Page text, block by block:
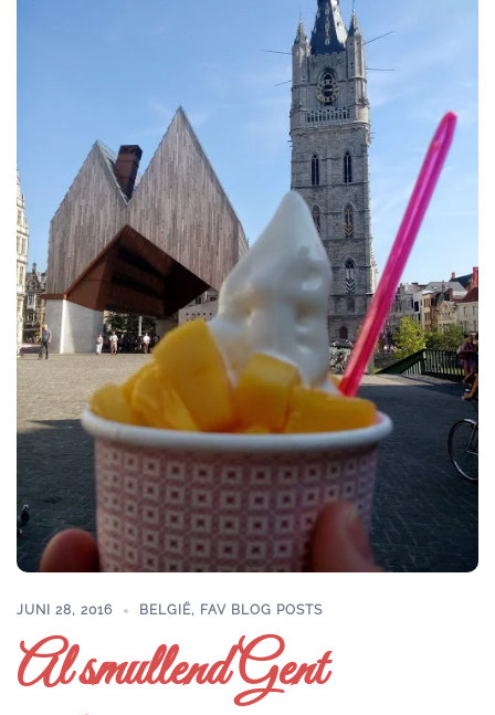
JUNI 28, 2016 BELGIË, FAV BLOG POSTS
Al smullend Gent